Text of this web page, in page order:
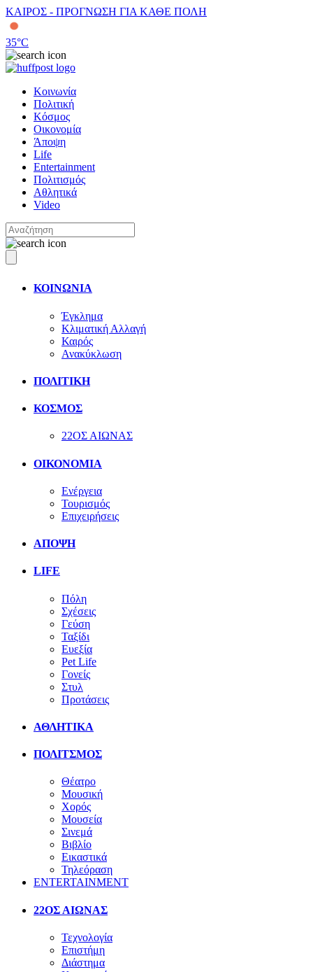
ΚΑΙΡΟΣ - ΠΡΟΓΝΩΣΗ ΓΙΑ ΚΑΘΕ ΠΟΛΗ
35°C
Κοινωνία
Πολιτική
Κόσμος
Οικονομία
Άποψη
Life
Entertainment
Πολιτισμός
Αθλητικά
Video
ΚΟΙΝΩΝΙΑ
Έγκλημα
Κλιματική Αλλαγή
Καιρός
Ανακύκλωση
ΠΟΛΙΤΙΚΗ
ΚΟΣΜΟΣ
22ΟΣ ΑΙΩΝΑΣ
ΟΙΚΟΝΟΜΙΑ
Ενέργεια
Τουρισμός
Επιχειρήσεις
ΑΠΟΨΗ
LIFE
Πόλη
Σχέσεις
Γεύση
Ταξίδι
Ευεξία
Pet Life
Γονείς
Στυλ
Προτάσεις
ΑΘΛΗΤΙΚΑ
ΠΟΛΙΤΣΜΟΣ
Θέατρο
Μουσική
Χορός
Μουσεία
Σινεμά
Βιβλίο
Εικαστικά
Τηλεόραση
ENTERTAINMENT
22ΟΣ ΑΙΩΝΑΣ
Τεχνολογία
Επιστήμη
Διάστημα